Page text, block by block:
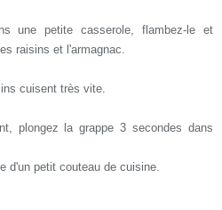
une petite casserole, flambez-le et
raisins et l'armagnac.
cuisent très vite.
plongez la grappe 3 secondes dans
d'un petit couteau de cuisine.